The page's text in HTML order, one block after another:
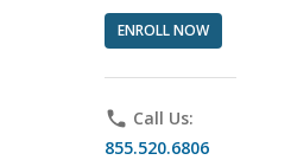
ENROLL NOW
phone Call Us:
855.520.6806